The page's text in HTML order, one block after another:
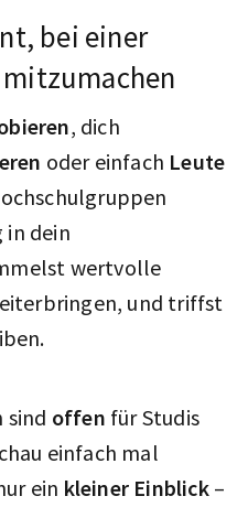
bei einer
, dich
oder einfach Leute
in dein
wertvolle
und triffst
sind offen für Studis
einfach mal
ein kleiner Einblick–